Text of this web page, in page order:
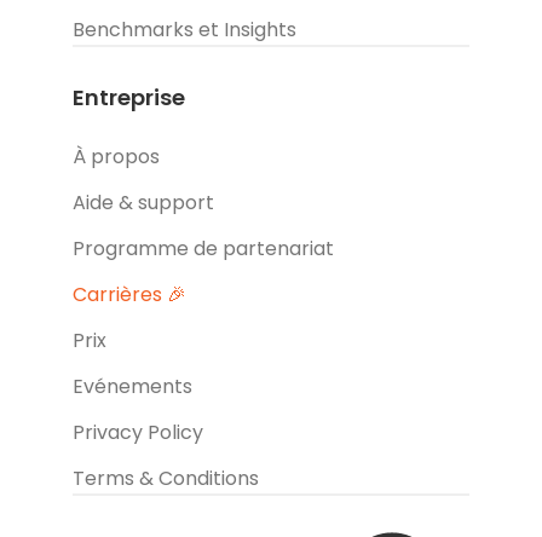
Benchmarks et Insights
Entreprise
À propos
Aide & support
Programme de partenariat
Carrières 🎉
Prix
Evénements
Privacy Policy
Terms & Conditions